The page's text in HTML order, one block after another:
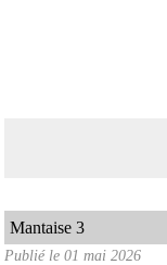
Mantaise 3
Publié le 01 mai 2026